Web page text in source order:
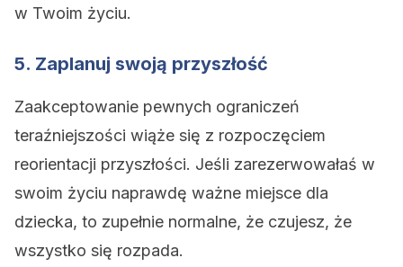
w Twoim życiu.
5. Zaplanuj swoją przyszłość
Zaakceptowanie pewnych ograniczeń
teraźniejszości wiąże się z rozpoczęciem
reorientacji przyszłości. Jeśli zarezerwowałaś w
swoim życiu naprawdę ważne miejsce dla
dziecka, to zupełnie normalne, że czujesz, że
wszystko się rozpada.